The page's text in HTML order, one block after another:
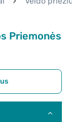
Priemonės